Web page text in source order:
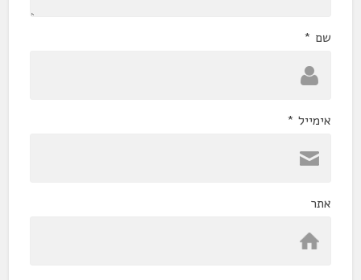
שם *
אימייל *
אתר